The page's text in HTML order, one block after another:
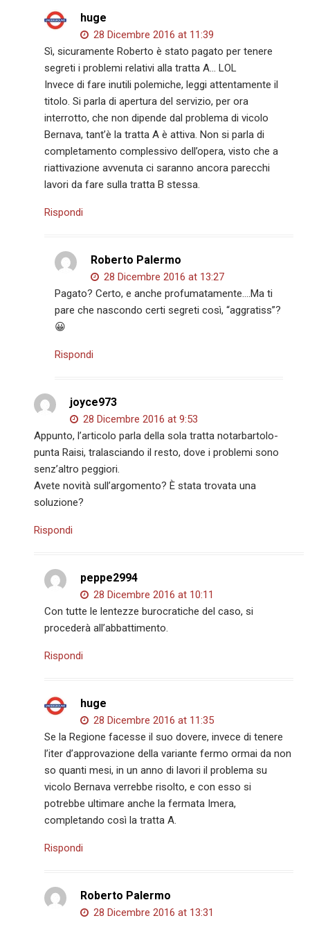
huge
28 Dicembre 2016 at 11:39
Sì, sicuramente Roberto è stato pagato per tenere
segreti i problemi relativi alla tratta A… LOL
Invece di fare inutili polemiche, leggi attentamente il
titolo. Si parla di apertura del servizio, per ora
interrotto, che non dipende dal problema di vicolo
Bernava, tant’è la tratta A è attiva. Non si parla di
completamento complessivo dell’opera, visto che a
riattivazione avvenuta ci saranno ancora parecchi
lavori da fare sulla tratta B stessa.
Rispondi
Roberto Palermo
28 Dicembre 2016 at 13:27
Pagato? Certo, e anche profumatamente….Ma ti
pare che nascondo certi segreti così, “aggratiss”?
😀
Rispondi
joyce973
28 Dicembre 2016 at 9:53
Appunto, l’articolo parla della sola tratta notarbartolo-
punta Raisi, tralasciando il resto, dove i problemi sono
senz’altro peggiori.
Avete novità sull’argomento? È stata trovata una
soluzione?
Rispondi
peppe2994
28 Dicembre 2016 at 10:11
Con tutte le lentezze burocratiche del caso, si
procederà all’abbattimento.
Rispondi
huge
28 Dicembre 2016 at 11:35
Se la Regione facesse il suo dovere, invece di tenere
l’iter d’approvazione della variante fermo ormai da non
so quanti mesi, in un anno di lavori il problema su
vicolo Bernava verrebbe risolto, e con esso si
potrebbe ultimare anche la fermata Imera,
completando così la tratta A.
Rispondi
Roberto Palermo
28 Dicembre 2016 at 13:31